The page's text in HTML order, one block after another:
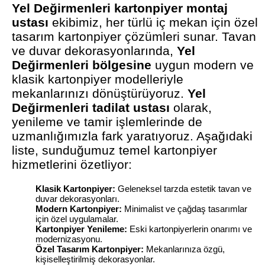
Yel Değirmenleri kartonpiyer montaj
ustası ekibimiz, her türlü iç mekan için özel
tasarım kartonpiyer çözümleri sunar. Tavan
ve duvar dekorasyonlarında,Yel
Değirmenleri bölgesine uygun modern ve
klasik kartonpiyer modelleriyle
mekanlarınızı dönüştürüyoruz.Yel
Değirmenleri tadilat ustası olarak,
yenileme ve tamir işlemlerinde de
uzmanlığımızla fark yaratıyoruz. Aşağıdaki
liste, sunduğumuz temel kartonpiyer
hizmetlerini özetliyor:
Klasik Kartonpiyer: Geleneksel tarzda estetik tavan ve
duvar dekorasyonları.
Modern Kartonpiyer: Minimalist ve çağdaş tasarımlar
için özel uygulamalar.
Kartonpiyer Yenileme: Eski kartonpiyerlerin onarımı ve
modernizasyonu.
Özel Tasarım Kartonpiyer: Mekanlarınıza özgü,
kişiselleştirilmiş dekorasyonlar.